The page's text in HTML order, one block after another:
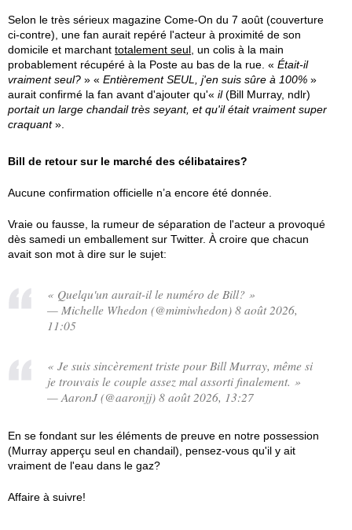
Selon le très sérieux magazine Come-On du 7 août (couverture
ci-contre), une fan aurait repéré l'acteur à proximité de son
domicile et marchant totalement seul , un colis à la main
probablement récupéré à la Poste au bas de la rue. « Était-il
vraiment seul? » « Entièrement SEUL, j'en suis sûre à 100% »
aurait confirmé la fan avant d'ajouter qu'« il(Bill Murray, ndlr)
portait un large chandail très seyant, et qu'il était vraiment super
craquant».
Bill de retour sur le marché des célibataires?
Aucune confirmation officielle n’a encore été donnée.
Vraie ou fausse, la rumeur de séparation de l'acteur a provoqué
dès samedi un emballement sur Twitter. À croire que chacun
avait son mot à dire sur le sujet:
« Quelqu'un aurait-il le numéro de Bill? »
— Michelle Whedon (@mimiwhedon) 8 août 2026,
11:05
« Je suis sincèrement triste pour Bill Murray, même si
je trouvais le couple assez mal assorti finalement. »
— AaronJ (@aaronjj) 8 août 2026, 13:27
En se fondant sur les éléments de preuve en notre possession
(Murray apperçu seul en chandail), pensez-vous qu'il y ait
vraiment de l'eau dans le gaz?
Affaire à suivre!